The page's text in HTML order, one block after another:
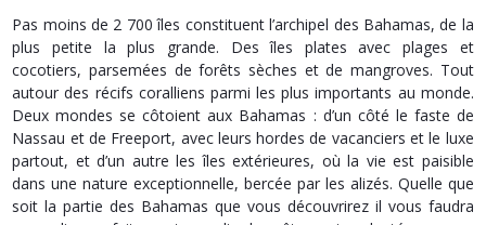
Pas moins de 2 700 îles constituent l’archipel des Bahamas, de la
plus petite la plus grande. Des îles plates avec plages et
cocotiers, parsemées de forêts sèches et de mangroves. Tout
autour des récifs coralliens parmi les plus importants au monde.
Deux mondes se côtoient aux Bahamas : d’un côté le faste de
Nassau et de Freeport, avec leurs hordes de vacanciers et le luxe
partout, et d’un autre les îles extérieures, où la vie est paisible
dans une nature exceptionnelle, bercée par les alizés. Quelle que
soit la partie des Bahamas que vous découvrirez il vous faudra